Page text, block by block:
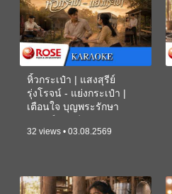
หิ้วกระเป๋า | แสงสุรีย์
รุ่งโรจน์ - แย่งกระเป๋า |
เตือนใจ บุญพระรักษา
32 views • 03.08.2569